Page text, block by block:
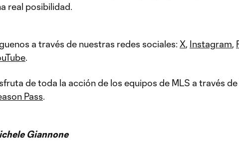
real posibilidad.
a través de nuestras redes sociales: X, Instagram,
.
de toda la acción de los equipos de MLS a través de
Pass.
Giannone